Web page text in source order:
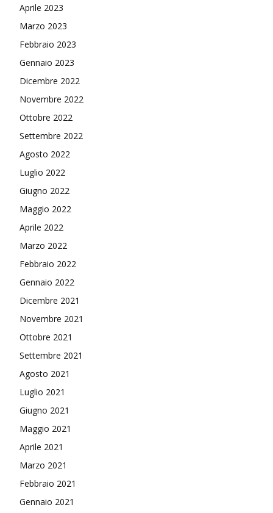
Aprile 2023
Marzo 2023
Febbraio 2023
Gennaio 2023
Dicembre 2022
Novembre 2022
Ottobre 2022
Settembre 2022
Agosto 2022
Luglio 2022
Giugno 2022
Maggio 2022
Aprile 2022
Marzo 2022
Febbraio 2022
Gennaio 2022
Dicembre 2021
Novembre 2021
Ottobre 2021
Settembre 2021
Agosto 2021
Luglio 2021
Giugno 2021
Maggio 2021
Aprile 2021
Marzo 2021
Febbraio 2021
Gennaio 2021